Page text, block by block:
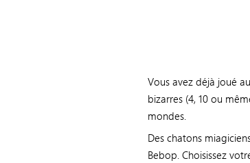
Vous avez déjà joué
bizarres (4, 10 ou
mondes.
Des chatons
Bebop. Choisissez